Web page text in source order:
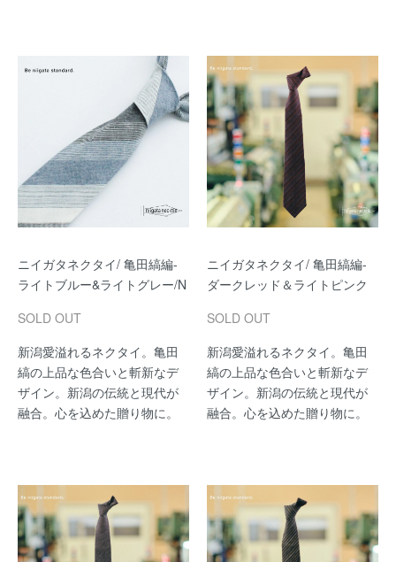
ニイガタネクタイ/ 亀田縞編-
ライトブルー&ライトグレー/N
SOLD OUT
新潟愛溢れるネクタイ。亀田
縞の上品な色合いと斬新なデ
ザイン。新潟の伝統と現代が
融合。心を込めた贈り物に。
ニイガタネクタイ/ 亀田縞編-
ダークレッド＆ライトピンク
SOLD OUT
新潟愛溢れるネクタイ。亀田
縞の上品な色合いと斬新なデ
ザイン。新潟の伝統と現代が
融合。心を込めた贈り物に。